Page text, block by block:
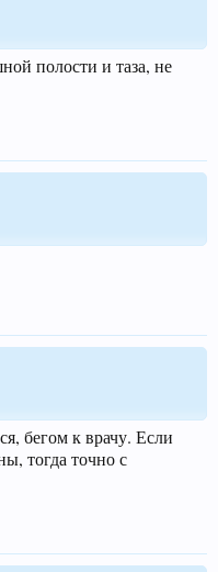
полости и таза, не
бегом к врачу. Если
тогда точно с